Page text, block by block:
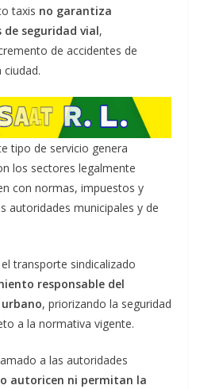
taxis no garantiza
de seguridad vial,
de accidentes de
tipo de servicio genera
los sectores legalmente
con normas, impuestos y
autoridades municipales y de
transporte sindicalizado
responsable del
, priorizando la seguridad
a la normativa vigente.
a las autoridades
autoricen ni permitan la